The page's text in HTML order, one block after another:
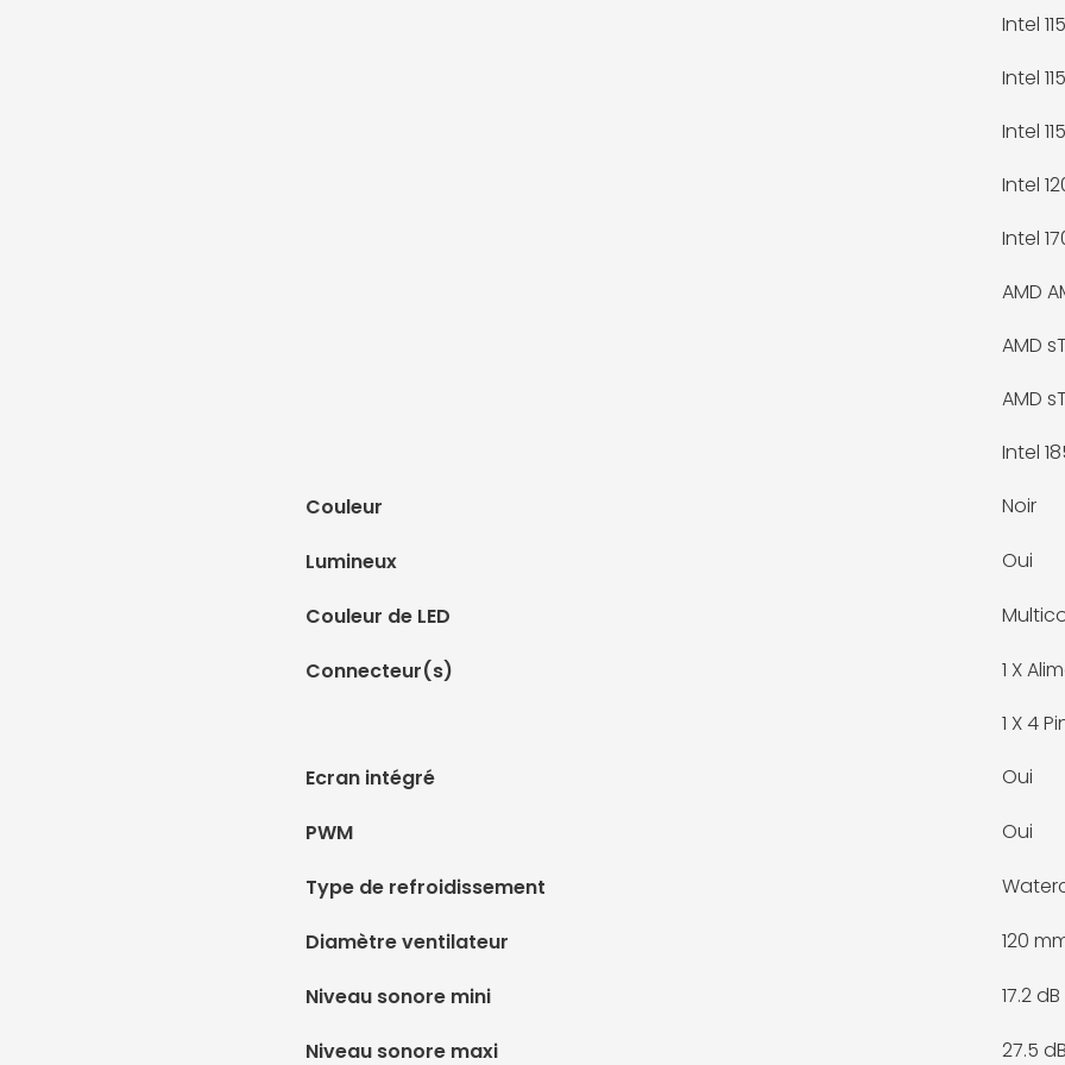
Intel
Intel
Intel
Intel
Intel
AMD
AMD
AMD
Intel
Couleur
Noir
Lumineux Oui
Couleur de LED
Connecteur(s) 1 X
1 X4
Ecran intégré
Oui
PWM Oui
Type de refroidissement
Diamètre ventilateur 120
Niveau sonore mini 17.2 dB
Niveau sonore maxi 27.5 dB